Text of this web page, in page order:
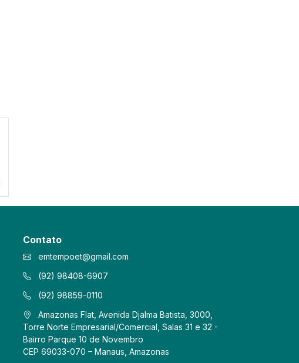
Contato
emtempoet@gmail.com
(92) 98408-6907
(92) 98859-0110
Amazonas Flat, Avenida Djalma Batista, 3000,
Torre Norte Empresarial/Comercial, Salas 31 e 32 -
Bairro Parque 10 de Novembro
CEP 69033-070 – Manaus, Amazonas